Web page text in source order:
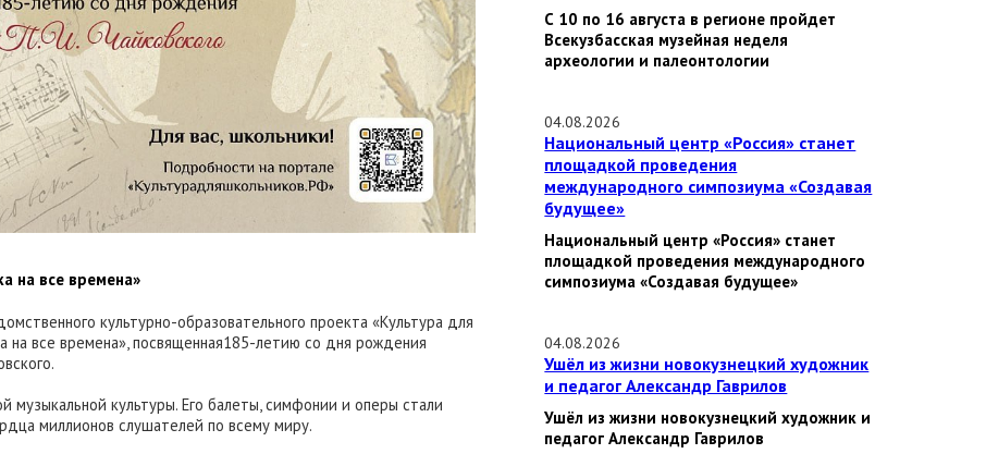
на все времена»
культурно-образовательного проекта «Культура для
на все времена», посвященная185-летию со дня рождения
музыкальной культуры. Его балеты, симфонии и оперы стали
миллионов cлушателей по всему миру.
С 10 по 16 августа в регионе пройдет
Всекузбасская музейная неделя
археологии и палеонтологии
04.08.2026
Национальный центр «Россия» станет
площадкой проведения
международного симпозиума «Создавая
будущее»
Национальный центр «Россия» станет
площадкой проведения международного
симпозиума «Создавая будущее»
04.08.2026
Ушёл из жизни новокузнецкий художник
и педагог Александр Гаврилов
Ушёл из жизни новокузнецкий художник и
педагог Александр Гаврилов